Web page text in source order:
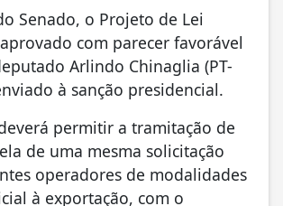
Senado, o Projeto de Lei
com parecer favorável
Arlindo Chinaglia (PT-
à sanção presidencial.
permitir a tramitação de
de uma mesma solicitação
operadores de modalidades
à exportação, com o